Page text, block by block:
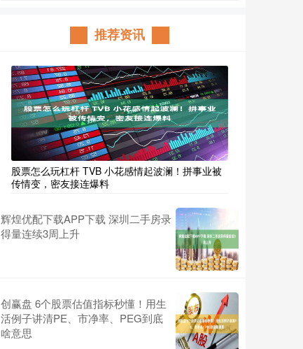
推荐资讯
股票怎么玩杠杆 TVB 小花感情起波澜！拼事业被
传情变，密友接连爆料
辉煌优配下载APP下载 深圳二手房录
得量连续3周上升
创赢盘 6个股票估值指标秒懂！用生
活例子讲清PE、市净率、PEG到底
啥意思